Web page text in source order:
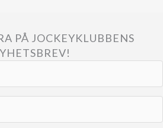
PÅ JOCKEYKLUBBENS